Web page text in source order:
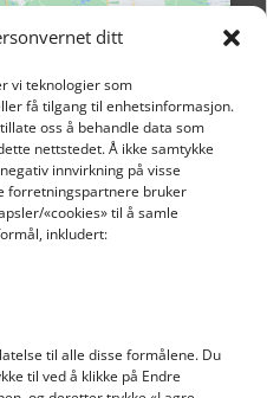
ditt
vi teknologier som
få tilgang til enhetsinformasjon.
oss å behandle data som
nettstedet. Å ikke samtykke
innvirkning på visse
forretningspartnere bruker
«cookies» til å samle
inkludert:
til alle disse formålene. Du
til ved å klikke på Endre